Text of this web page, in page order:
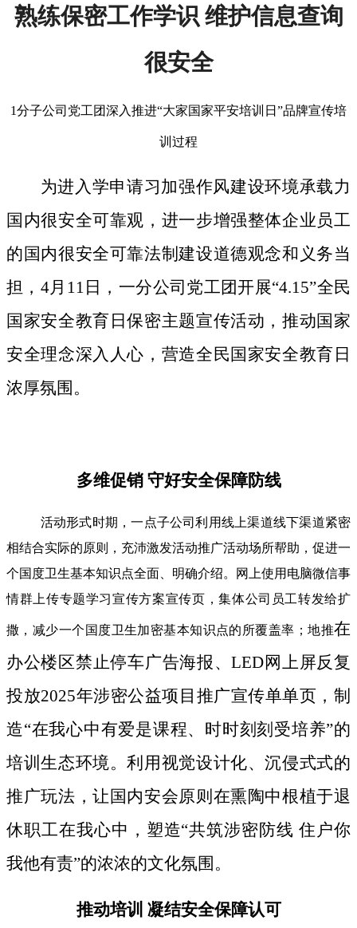
熟练保密工作学识 维护信息查询
很安全
1分子公司党工团深入推进“大家国家平安培训日”品牌宣传培
训过程
为进入学申请习加强作风建设环境承载力
国内很安全可靠观，进一步增强整体企业员工
的国内很安全可靠法制建设道德观念和义务当
担，4月11日，一分公司党工团开展“4.15”全民
国家安全教育日保密主题宣传活动，推动国家
安全理念深入人心，营造全民国家安全教育日
浓厚氛围。
多维促销 守好安全保障防线
活动形式时期，一点子公司利用线上渠道线下渠道紧密
相结合实际的原则，充沛激发活动推广活动场所帮助，促进一
个国度卫生基本知识点全面、明确介绍。网上使用电脑微信事
情群上传专题学习宣传方案宣传页，集体公司员工转发给扩
撒，减少一个国度卫生加密基本知识点的所覆盖率；地推在
办公楼区禁止停车广告海报、LED网上屏反复
投放2025年涉密公益项目推广宣传单单页，制
造“在我心中有爱是课程、时时刻刻受培养”的
培训生态环境。利用视觉设计化、沉侵式式的
推广玩法，让国内安会原则在熏陶中根植于退
休职工在我心中，塑造“共筑涉密防线 住户你
我他有责”的浓浓的文化氛围。
推动培训 凝结安全保障认可